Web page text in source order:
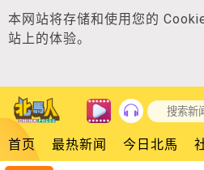
本网站将存储和使用您的
站上的体验。
首页 最热新闻 今日北馬